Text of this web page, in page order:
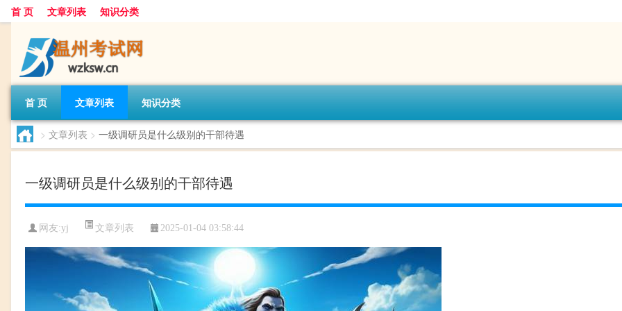
首 页 文章列表 知识分类
首 页 文章列表 知识分类
> 文章列表 > 一级调研员是什么级别的干部待遇
一级调研员是什么级别的干部待遇
网友:yj 文章列表 2025-01-04 03:58:44